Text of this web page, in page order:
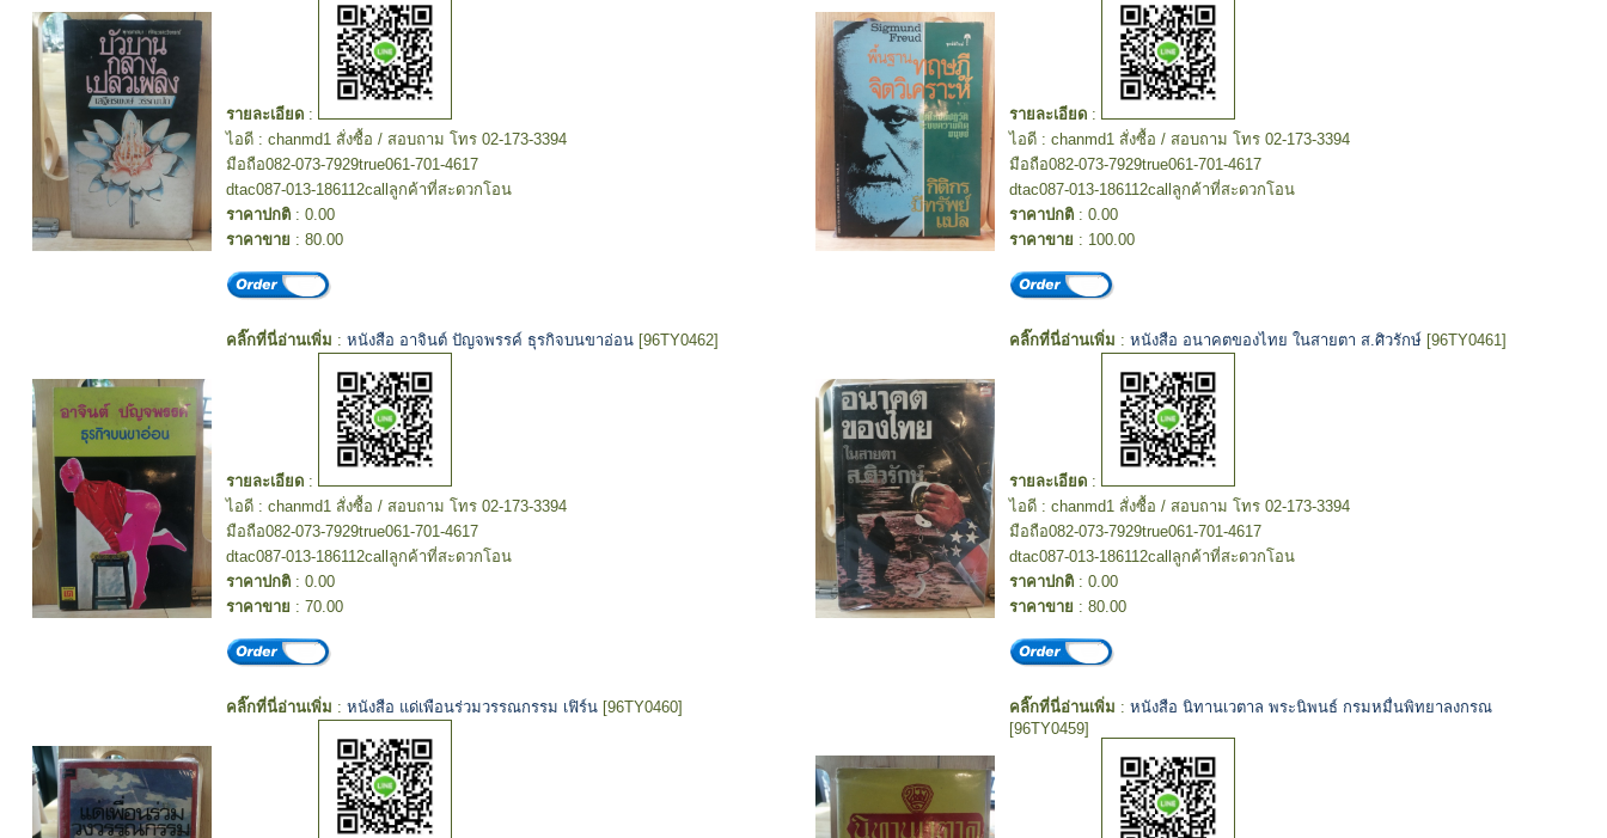
รายละเอียด :
ไอดี : chanmd1 สั่งซื้อ / สอบถาม โทร 02-173-3394
มือถือ082-073-7929true061-701-4617
dtac087-013-186112callลูกค้าที่สะดวกโอน
ราคาปกติ : 0.00
ราคาขาย : 80.00
รายละเอียด :
ไอดี : chanmd1 สั่งซื้อ / สอบถาม โทร 02-173-3394
มือถือ082-073-7929true061-701-4617
dtac087-013-186112callลูกค้าที่สะดวกโอน
ราคาปกติ : 0.00
ราคาขาย : 100.00
คลิ๊กที่นี่อ่านเพิ่ม : หนังสือ อาจินต์ ปัญจพรรค์ ธุรกิจบนขาอ่อน [96TY0462]
รายละเอียด :
ไอดี : chanmd1 สั่งซื้อ / สอบถาม โทร 02-173-3394
มือถือ082-073-7929true061-701-4617
dtac087-013-186112callลูกค้าที่สะดวกโอน
ราคาปกติ : 0.00
ราคาขาย : 70.00
คลิ๊กที่นี่อ่านเพิ่ม : หนังสือ อนาคตของไทย ในสายตา ส.ศิวรักษ์ [96TY0461]
รายละเอียด :
ไอดี : chanmd1 สั่งซื้อ / สอบถาม โทร 02-173-3394
มือถือ082-073-7929true061-701-4617
dtac087-013-186112callลูกค้าที่สะดวกโอน
ราคาปกติ : 0.00
ราคาขาย : 80.00
คลิ๊กที่นี่อ่านเพิ่ม : หนังสือ แด่เพือนร่วมวรรณกรรม เฟิร์น [96TY0460] คลิ๊กที่นี่อ่านเพิ่ม : หนังสือ นิทานเวตาล พระนิพนธ์ กรมหมื่นพิทยาลงกรณ
[96TY0459]